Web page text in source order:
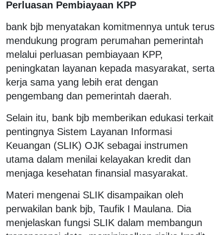
Perluasan Pembiayaan KPP
bank bjb menyatakan komitmennya untuk terus
mendukung program perumahan pemerintah
melalui perluasan pembiayaan KPP,
peningkatan layanan kepada masyarakat, serta
kerja sama yang lebih erat dengan
pengembang dan pemerintah daerah.
Selain itu, bank bjb memberikan edukasi terkait
pentingnya Sistem Layanan Informasi
Keuangan (SLIK) OJK sebagai instrumen
utama dalam menilai kelayakan kredit dan
menjaga kesehatan finansial masyarakat.
Materi mengenai SLIK disampaikan oleh
perwakilan bank bjb, Taufik I Maulana. Dia
menjelaskan fungsi SLIK dalam membangun